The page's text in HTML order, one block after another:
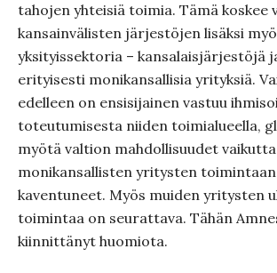
tahojen yhteisiä toimia. Tämä koskee
kansainvälisten järjestöjen lisäksi
yksityissektoria – kansalaisjärjestöjä
erityisesti monikansallisia yrityksiä.
edelleen on ensisijainen vastuu
toteutumisesta niiden toimialueella,
myötä valtion mahdollisuudet
monikansallisten yritysten
kaventuneet. Myös muiden yritysten
toimintaa on seurattava. Tähän
kiinnittänyt huomiota.